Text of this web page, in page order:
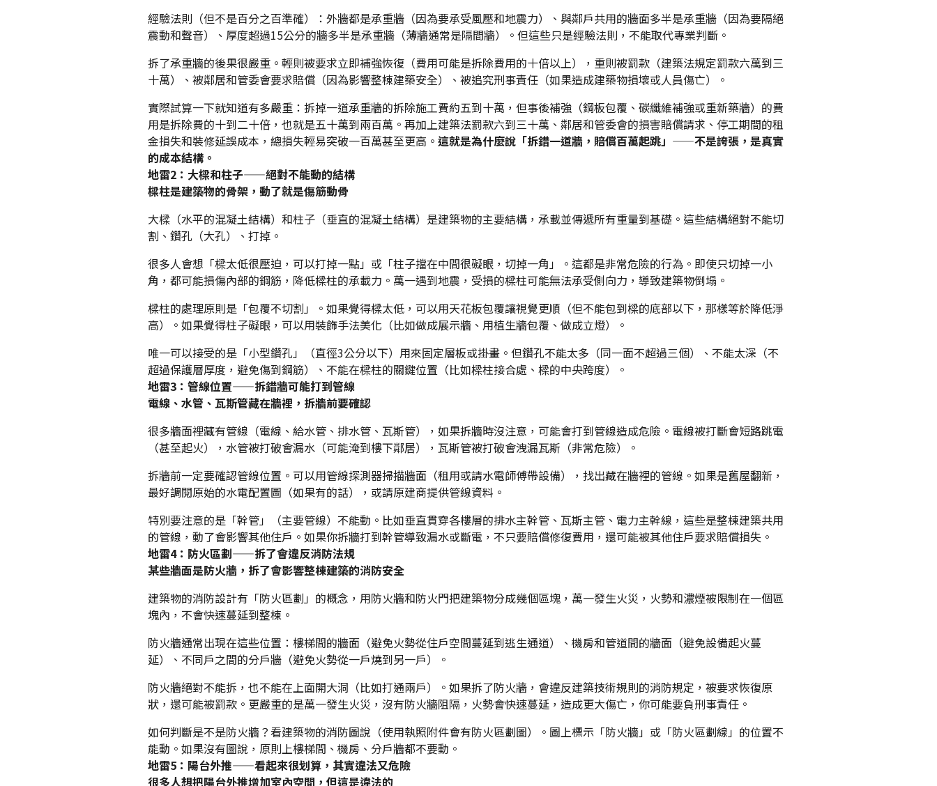
經驗法則（但不是百分之百準確）：外牆都是承重牆（因為要承受風壓和地震力）、與鄰戶共用的牆面多半是承重牆（因為要隔絕
震動和聲音）、厚度超過15公分的牆多半是承重牆（薄牆通常是隔間牆）。但這些只是經驗法則，不能取代專業判斷。
拆了承重牆的後果很嚴重。輕則被要求立即補強恢復（費用可能是拆除費用的十倍以上），重則被罰款（建築法規定罰款六萬到三
十萬）、被鄰居和管委會要求賠償（因為影響整棟建築安全）、被追究刑事責任（如果造成建築物損壞或人員傷亡）。
實際試算一下就知道有多嚴重：拆掉一道承重牆的拆除施工費約五到十萬，但事後補強（鋼板包覆、碳纖維補強或重新築牆）的費
用是拆除費的十到二十倍，也就是五十萬到兩百萬。再加上建築法罰款六到三十萬、鄰居和管委會的損害賠償請求、停工期間的租
金損失和裝修延誤成本，總損失輕易突破一百萬甚至更高。 這就是為什麼說「拆錯一道牆，賠償百萬起跳」——不是誇張，是真實
的成本結構。
地雷2：大樑和柱子——絕對不能動的結構
樑柱是建築物的骨架，動了就是傷筋動骨
大樑（水平的混凝土結構）和柱子（垂直的混凝土結構）是建築物的主要結構，承載並傳遞所有重量到基礎。這些結構絕對不能切
割、鑽孔（大孔）、打掉。
很多人會想「樑太低很壓迫，可以打掉一點」或「柱子擋在中間很礙眼，切掉一角」。這都是非常危險的行為。即使只切掉一小
角，都可能損傷內部的鋼筋，降低樑柱的承載力。萬一遇到地震，受損的樑柱可能無法承受側向力，導致建築物倒塌。
樑柱的處理原則是「包覆不切割」。如果覺得樑太低，可以用天花板包覆讓視覺更順（但不能包到樑的底部以下，那樣等於降低淨
高）。如果覺得柱子礙眼，可以用裝飾手法美化（比如做成展示牆、用植生牆包覆、做成立燈）。
唯一可以接受的是「小型鑽孔」（直徑3公分以下）用來固定層板或掛畫。但鑽孔不能太多（同一面不超過三個）、不能太深（不
超過保護層厚度，避免傷到鋼筋）、不能在樑柱的關鍵位置（比如樑柱接合處、樑的中央跨度）。
地雷3：管線位置——拆錯牆可能打到管線
電線、水管、瓦斯管藏在牆裡，拆牆前要確認
很多牆面裡藏有管線（電線、給水管、排水管、瓦斯管），如果拆牆時沒注意，可能會打到管線造成危險。電線被打斷會短路跳電
（甚至起火），水管被打破會漏水（可能淹到樓下鄰居），瓦斯管被打破會洩漏瓦斯（非常危險）。
拆牆前一定要確認管線位置。可以用管線探測器掃描牆面（租用或請水電師傅帶設備），找出藏在牆裡的管線。如果是舊屋翻新，
最好調閱原始的水電配置圖（如果有的話），或請原建商提供管線資料。
特別要注意的是「幹管」（主要管線）不能動。比如垂直貫穿各樓層的排水主幹管、瓦斯主管、電力主幹線，這些是整棟建築共用
的管線，動了會影響其他住戶。如果你拆牆打到幹管導致漏水或斷電，不只要賠償修復費用，還可能被其他住戶要求賠償損失。
地雷4：防火區劃——拆了會違反消防法規
某些牆面是防火牆，拆了會影響整棟建築的消防安全
建築物的消防設計有「防火區劃」的概念，用防火牆和防火門把建築物分成幾個區塊，萬一發生火災，火勢和濃煙被限制在一個區
塊內，不會快速蔓延到整棟。
防火牆通常出現在這些位置：樓梯間的牆面（避免火勢從住戶空間蔓延到逃生通道）、機房和管道間的牆面（避免設備起火蔓
延）、不同戶之間的分戶牆（避免火勢從一戶燒到另一戶）。
防火牆絕對不能拆，也不能在上面開大洞（比如打通兩戶）。如果拆了防火牆，會違反建築技術規則的消防規定，被要求恢復原
狀，還可能被罰款。更嚴重的是萬一發生火災，沒有防火牆阻隔，火勢會快速蔓延，造成更大傷亡，你可能要負刑事責任。
如何判斷是不是防火牆？看建築物的消防圖說（使用執照附件會有防火區劃圖）。圖上標示「防火牆」或「防火區劃線」的位置不
能動。如果沒有圖說，原則上樓梯間、機房、分戶牆都不要動。
地雷5：陽台外推——看起來很划算，其實違法又危險
很多人想把陽台外推增加室內空間，但這是違法的